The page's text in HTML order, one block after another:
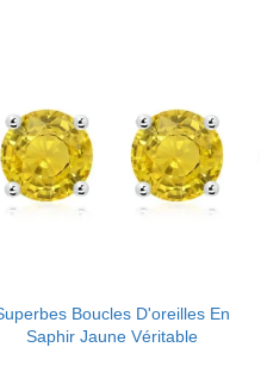
Boucles D'oreilles En
Saphir Jaune Véritable